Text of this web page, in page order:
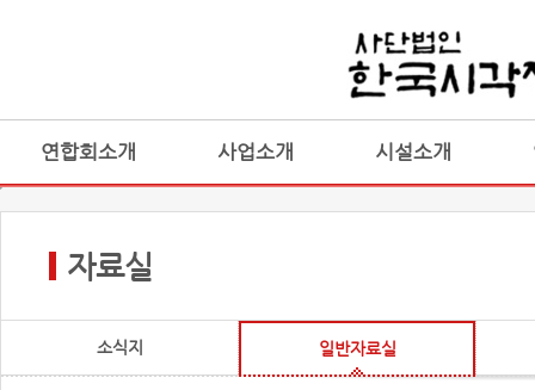
연합회소개 사업소개 시설소개
자료실
소식지 일반자료실